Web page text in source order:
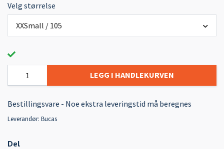
Velg størrelse
XXSmall / 105
LEGG I HANDLEKURVEN
Bestillingsvare - Noe ekstra leveringstid må beregnes
Leverandør: Bucas
Del